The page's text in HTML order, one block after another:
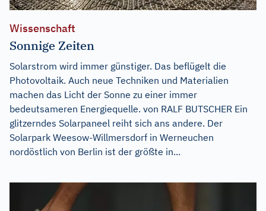
Wissenschaft
Sonnige Zeiten
Solarstrom wird immer günstiger. Das beflügelt die
Photovoltaik. Auch neue Techniken und Materialien
machen das Licht der Sonne zu einer immer
bedeutsameren Energiequelle. von RALF BUTSCHER Ein
glitzerndes Solarpaneel reiht sich ans andere. Der
Solarpark Weesow-Willmersdorf in Werneuchen
nordöstlich von Berlin ist der größte in...